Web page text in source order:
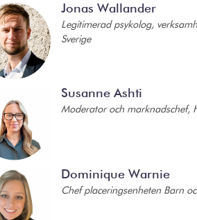
Jonas Wallander
Legitimerad psykolog,
Sverige
Susanne Ashti
Moderator och marknadschef,
Dominique Warnie
Chef placeringsenheten Barn